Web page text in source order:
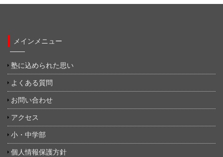
メインメニュー
塾に込められた思い
よくある質問
お問い合わせ
アクセス
小・中学部
個人情報保護方針